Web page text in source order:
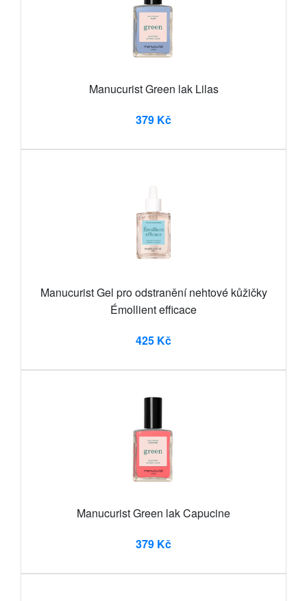
Manucurist Green lak Lilas
379 Kč
Manucurist Gel pro odstranění nehtové kůžičky
Émollient efficace
425 Kč
Manucurist Green lak Capucine
379 Kč